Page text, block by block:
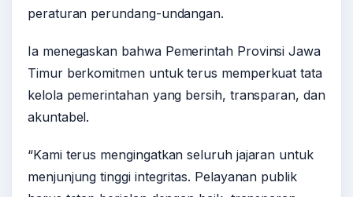
peraturan perundang-undangan.
Ia menegaskan bahwa Pemerintah Provinsi Jawa
Timur berkomitmen untuk terus memperkuat tata
kelola pemerintahan yang bersih, transparan, dan
akuntabel.
“Kami terus mengingatkan seluruh jajaran untuk
menjunjung tinggi integritas. Pelayanan publik